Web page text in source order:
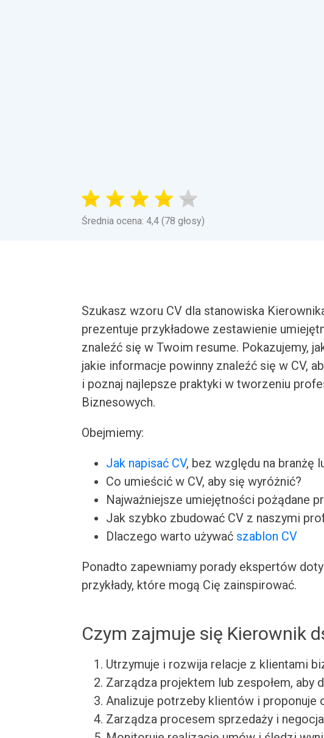
Średnia ocena: 4,4 (78 głosy)
Szukasz wzoru CV dla stanowiska
prezentuje przykładowe zestawienie
znaleźć się w Twoim resume. Pokazujemy,
jakie informacje powinny znaleźć się w CV,
i poznaj najlepsze praktyki w tworzeniu
Biznesowych.
Obejmiemy:
Jak napisać CV, bez względu na branżę
Co umieścić w CV, aby się wyróżnić?
Najważniejsze umiejętności pożądane
Jak szybko zbudować CV z naszymi
Dlaczego warto używać szablon CV
Ponadto zapewniamy porady ekspertów
przykłady, które mogą Cię zainspirować.
Czym zajmuje się Kierownik
Utrzymuje i rozwija relacje z klientami
Zarządza projektem lub zespołem,
Analizuje potrzeby klientów i proponuje
Zarządza procesem sprzedaży i